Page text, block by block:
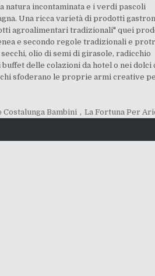
incontaminata e i verdi pascoli
Una ricca varietà di prodotti
agroalimentari tradizionali" quei
e secondo regole tradizionali e
olio di semi di girasole, radicchio
delle colazioni da hotel o nei dolci
sfoderano le proprie armi creative
Costalunga Bambini , La Fortuna Per